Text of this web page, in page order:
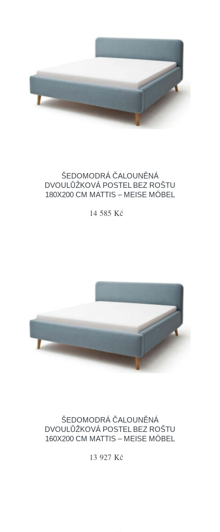
ŠEDOMODRÁ ČALOUNĚNÁ
DVOULŮŽKOVÁ POSTEL BEZ ROŠTU
180X200 CM MATTIS – MEISE MÖBEL
14 585 Kč
ŠEDOMODRÁ ČALOUNĚNÁ
DVOULŮŽKOVÁ POSTEL BEZ ROŠTU
160X200 CM MATTIS – MEISE MÖBEL
13 927 Kč